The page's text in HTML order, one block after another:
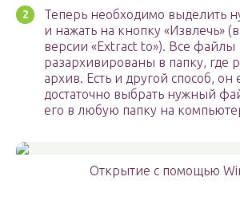
Теперь необходимо выделить
и нажать на кнопку «Извлечь»
версии «Extract to»). Все файлы
разархивированы в папку, где
архив. Есть и другой способ,
достаточно выбрать нужный
его в любую папку на
Открытие с помощью